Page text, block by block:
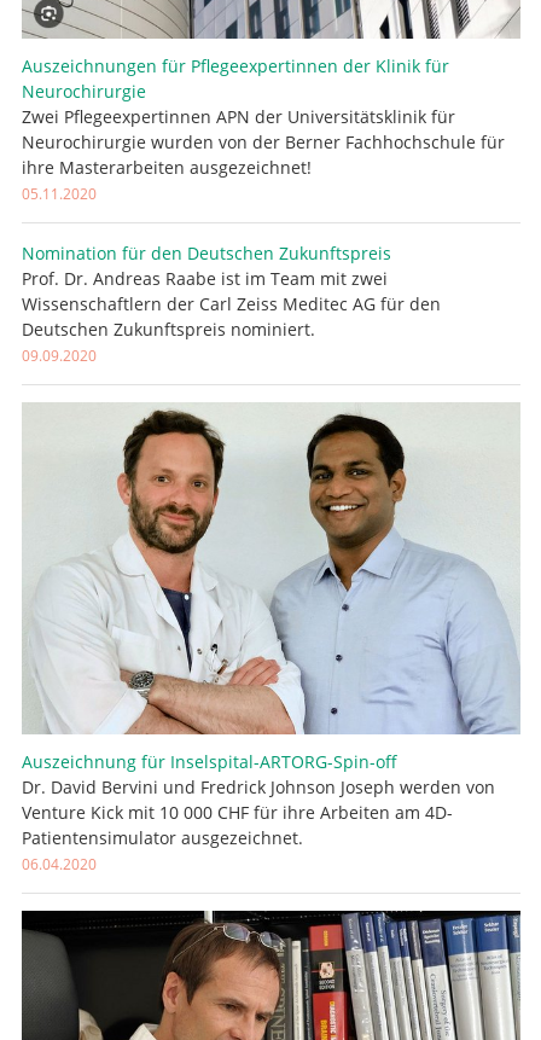
Auszeichnungen für Pflegeexpertinnen der Klinik für
Neurochirurgie
Zwei Pflegeexpertinnen APN der Universitätsklinik für
Neurochirurgie wurden von der Berner Fachhochschule für
ihre Masterarbeiten ausgezeichnet!
05.11.2020
Nomination für den Deutschen Zukunftspreis
Prof. Dr. Andreas Raabe ist im Team mit zwei
Wissenschaftlern der Carl Zeiss Meditec AG für den
Deutschen Zukunftspreis nominiert.
09.09.2020
Auszeichnung für Inselspital-ARTORG-Spin-off
Dr. David Bervini und Fredrick Johnson Joseph werden von
Venture Kick mit 10 000 CHF für ihre Arbeiten am 4D-
Patientensimulator ausgezeichnet.
06.04.2020